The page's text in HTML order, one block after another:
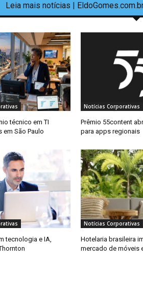
Leia mais notícias |
técnico em TI
em São Paulo
Notícias Corporativas
Prêmio 55content
para apps regionais
tecnologia e IA,
Notícias Corporativas
Hotelaria brasileira
mercado de móveis